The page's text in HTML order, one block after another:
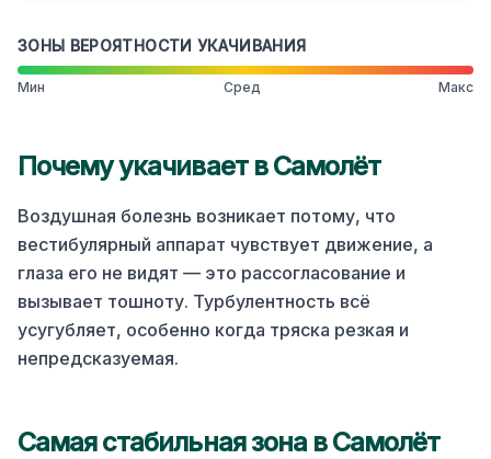
ЗОНЫ ВЕРОЯТНОСТИ УКАЧИВАНИЯ
Мин Сред Макс
Почему укачивает в Самолёт
Воздушная болезнь возникает потому, что
вестибулярный аппарат чувствует движение, а
глаза его не видят — это рассогласование и
вызывает тошноту. Турбулентность всё
усугубляет, особенно когда тряска резкая и
непредсказуемая.
Самая стабильная зона в Самолёт